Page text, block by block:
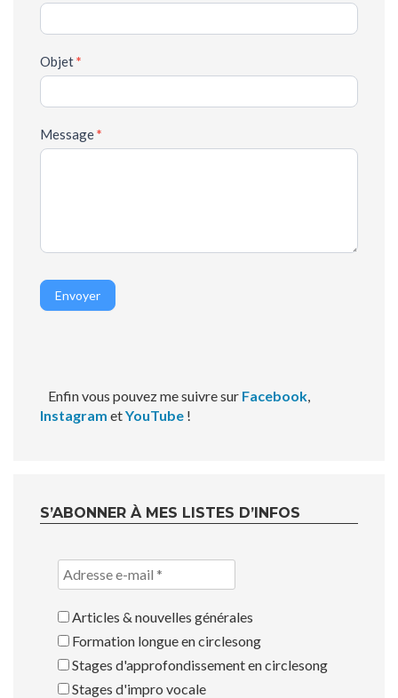
Objet*
Message*
Envoyer
Enfin vous pouvez me suivre sur Facebook,
Instagram etYouTube !
S’ABONNER À MES LISTES D’INFOS
Articles & nouvelles générales
Formation longue en circlesong
Stages d'approfondissement en circlesong
Stages d'impro vocale